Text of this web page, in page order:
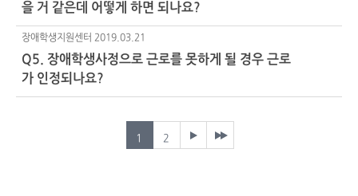
을 거 같은데 어떻게 하면 되나요?
장애학생지원센터 2019.03.21
Q5. 장애학생사정으로 근로를 못하게 될 경우 근로
가 인정되나요?
1 2